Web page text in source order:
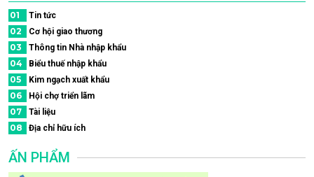
01 Tin tức
02 Cơ hội giao thương
03 Thông tin Nhà nhập khẩu
04 Biểu thuế nhập khẩu
05 Kim ngạch xuất khẩu
06 Hội chợ triển lãm
07 Tài liệu
08 Địa chỉ hữu ích
ẤN PHẨM